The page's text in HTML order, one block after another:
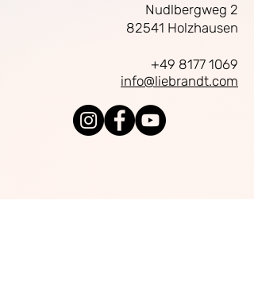
Nudlbergweg 2
82541 Holzhausen
+49 8177 1069
info@liebrandt.com